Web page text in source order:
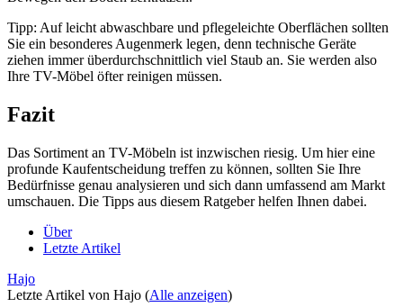
Tipp: Auf leicht abwaschbare und pflegeleichte Oberflächen sollten
Sie ein besonderes Augenmerk legen, denn technische Geräte
ziehen immer überdurchschnittlich viel Staub an. Sie werden also
Ihre TV-Möbel öfter reinigen müssen.
Fazit
Das Sortiment an TV-Möbeln ist inzwischen riesig. Um hier eine
profunde Kaufentscheidung treffen zu können, sollten Sie Ihre
Bedürfnisse genau analysieren und sich dann umfassend am Markt
umschauen. Die Tipps aus diesem Ratgeber helfen Ihnen dabei.
Über
Letzte Artikel
Hajo
Letzte Artikel von Hajo (Alle anzeigen)